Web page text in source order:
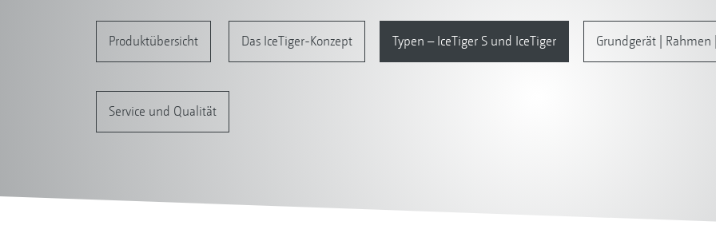
Produktübersicht Das IceTiger-Konzept Typen – IceTiger S und IceTiger Grundgerät | Rahmen
Service und Qualität